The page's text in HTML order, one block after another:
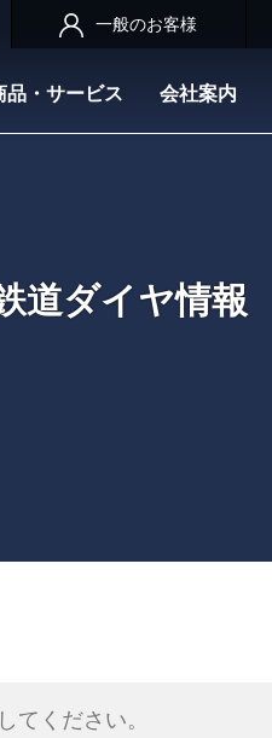
品・サービス 会社案内
一般のお客様
道ダイヤ情報